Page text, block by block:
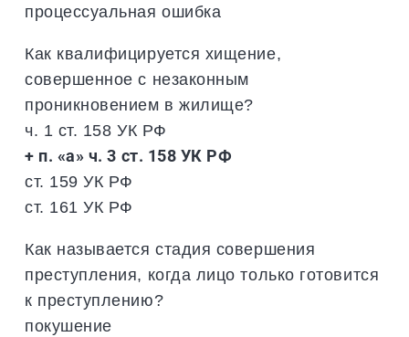
процессуальная ошибка
Как квалифицируется хищение,
совершенное с незаконным
проникновением в жилище?
ч. 1 ст. 158 УК РФ
+ п. «а» ч. 3 ст. 158 УК РФ
ст. 159 УК РФ
ст. 161 УК РФ
Как называется стадия совершения
преступления, когда лицо только готовится
к преступлению?
покушение